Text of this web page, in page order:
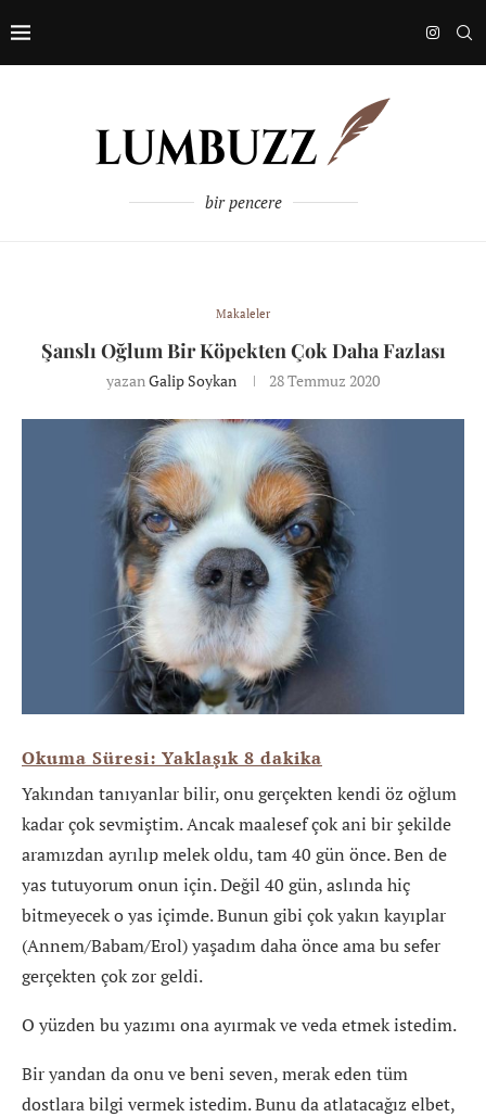
bir pencere
Makaleler
Şanslı Oğlum Bir Köpekten Çok Daha Fazlası
yazanGalip Soykan 28 Temmuz 2020
Okuma Süresi: Yaklaşık 8 dakika
Yakından tanıyanlar bilir, onu gerçekten kendi öz oğlum
kadar çok sevmiştim. Ancak maalesef çok ani bir şekilde
aramızdan ayrılıp melek oldu, tam 40 gün önce. Ben de
yas tutuyorum onun için. Değil 40 gün, aslında hiç
bitmeyecek o yas içimde.Bunun gibi çok yakın kayıplar
(Annem/Babam/Erol) yaşadım daha önce ama bu sefer
gerçekten çok zor geldi.
O yüzden bu yazımı ona ayırmak ve veda etmek istedim.
Bir yandan da onu ve beni seven, merak eden tüm
dostlara bilgi vermek istedim. Bunu da atlatacağız elbet,